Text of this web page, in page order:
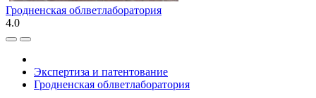
Гродненская облветлаборатория
4.0
Экспертиза и патентование
Гродненская облветлаборатория